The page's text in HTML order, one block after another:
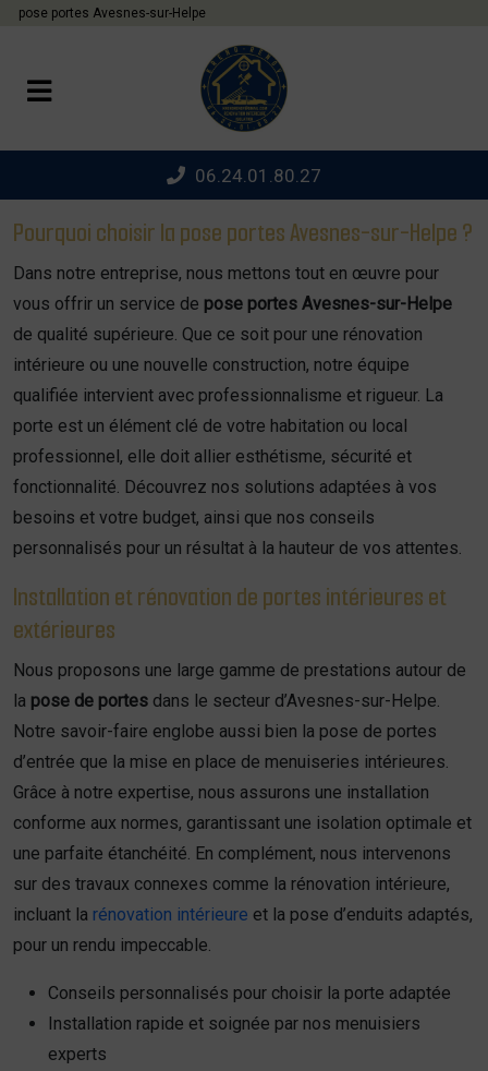
pose portes Avesnes-sur-Helpe
06.24.01.80.27
Pourquoi choisir la pose portes Avesnes-sur-Helpe ?
Dans notre entreprise, nous mettons tout en œuvre pour
vous offrir un service de pose portes Avesnes-sur-Helpe
de qualité supérieure. Que ce soit pour une rénovation
intérieure ou une nouvelle construction, notre équipe
qualifiée intervient avec professionnalisme et rigueur. La
porte est un élément clé de votre habitation ou local
professionnel, elle doit allier esthétisme, sécurité et
fonctionnalité. Découvrez nos solutions adaptées à vos
besoins et votre budget, ainsi que nos conseils
personnalisés pour un résultat à la hauteur de vos attentes.
Installation et rénovation de portes intérieures et
extérieures
Nous proposons une large gamme de prestations autour de
la pose de portes dans le secteur d’Avesnes-sur-Helpe.
Notre savoir-faire englobe aussi bien la pose de portes
d’entrée que la mise en place de menuiseries intérieures.
Grâce à notre expertise, nous assurons une installation
conforme aux normes, garantissant une isolation optimale et
une parfaite étanchéité. En complément, nous intervenons
sur des travaux connexes comme la rénovation intérieure,
incluant la rénovation intérieure et la pose d’enduits adaptés,
pour un rendu impeccable.
Conseils personnalisés pour choisir la porte adaptée
Installation rapide et soignée par nos menuisiers
experts
Panneau de gestion des cookies